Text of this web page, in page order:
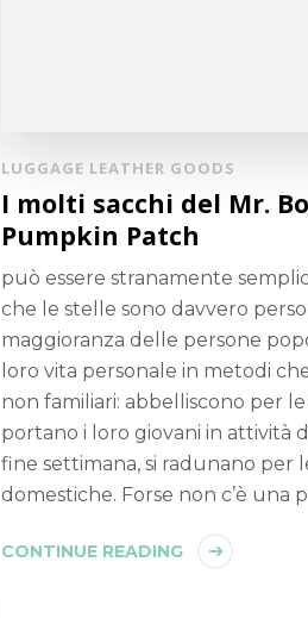
LUGGAGE LEATHER GOODS
I molti sacchi del Mr.
Pumpkin Patch
può essere stranamente
che le stelle sono davvero
maggioranza delle persone
loro vita personale in metodi
non familiari: abbelliscono per
portano i loro giovani in attività
fine settimana, si radunano per
domestiche. Forse non c’è una
CONTINUE READING